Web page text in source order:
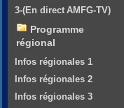
3-(En direct AMFG-TV)
Programme
régional
Infos régionales 1
Infos régionales 2
Infos régionales 3